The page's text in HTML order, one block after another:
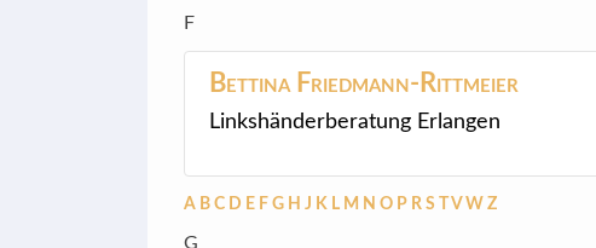
F
Bettina Friedmann-Rittmeier
Linkshänderberatung Erlangen
A B C D E F G H J K L M N O P R S TV W Z
G